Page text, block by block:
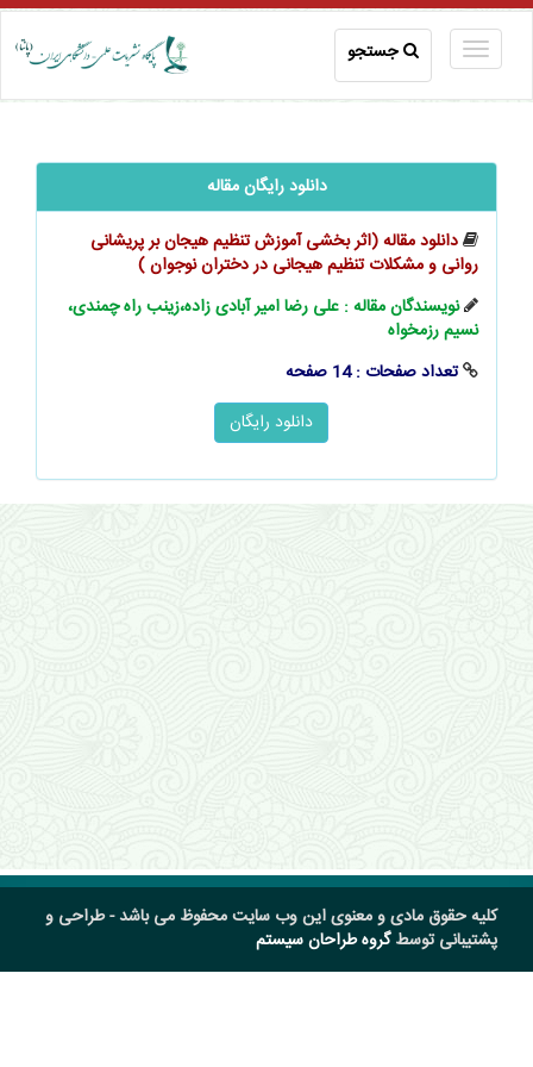
جستجو
دانلود رایگان مقاله
دانلود مقاله (اثر بخشی آموزش تنظیم هیجان بر پریشانی
روانی و مشکلات تنظیم هیجانی در دختران نوجوان )
نویسندگان مقاله : علی رضا امیر آبادی زاده،زینب راه چمندی،
نسیم رزمخواه
تعداد صفحات : 14 صفحه
کلیه حقوق مادی و معنوی این وب سایت محفوظ می باشد - طراحی و
پشتیبانی توسطگروه طراحان سیستم